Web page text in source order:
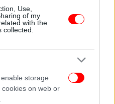
Use,
of my
with the
storage
on web or
στην εμφάνισή της